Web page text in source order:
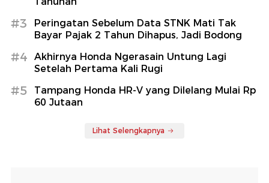
#3
Peringatan Sebelum Data STNK Mati Tak
Bayar Pajak 2 Tahun Dihapus, Jadi Bodong
#4
Akhirnya Honda Ngerasain Untung Lagi
Setelah Pertama Kali Rugi
#5
Tampang Honda HR-V yang Dilelang Mulai Rp
60 Jutaan
Lihat Selengkapnya